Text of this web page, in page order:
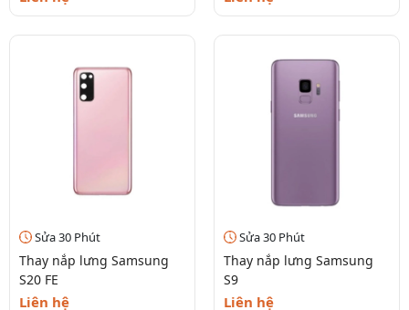
Sửa 30 Phút
Thay nắp lưng Samsung
S20 FE
Liên hệ
Sửa 30 Phút
Thay nắp lưng Samsung
S9
Liên hệ